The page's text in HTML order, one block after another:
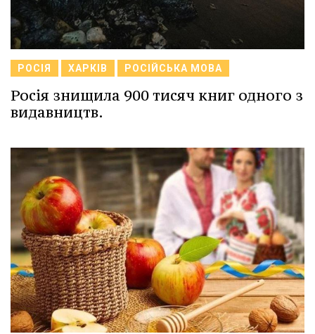
РОСІЯ ХАРКІВ РОСІЙСЬКА МОВА
Росія знищила 900 тисяч книг одного з
видавництв.